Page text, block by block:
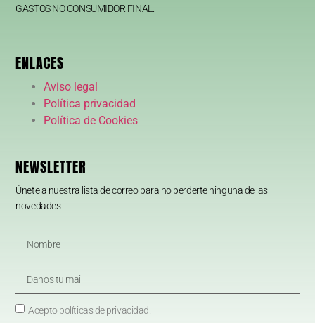
GASTOS NO CONSUMIDOR FINAL.
ENLACES
Aviso legal
Política privacidad
Política de Cookies
NEWSLETTER
Únete a nuestra lista de correo para no perderte ninguna de las
novedades
Acepto políticas de privacidad.